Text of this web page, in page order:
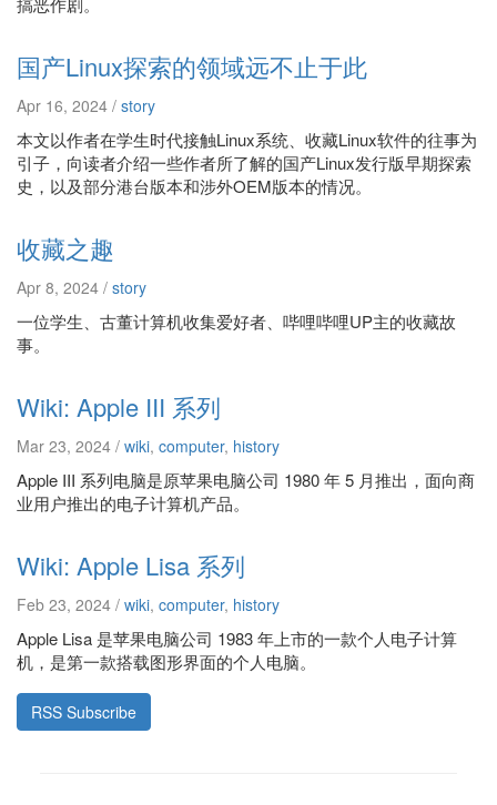
国产Linux探索的领域远不止于此
Apr 16, 2024 / story
本文以作者在学生时代接触Linux系统、收藏Linux软件的往事为
引子，向读者介绍一些作者所了解的国产Linux发行版早期探索
史，以及部分港台版本和涉外OEM版本的情况。
收藏之趣
Apr 8, 2024 / story
一位学生、古董计算机收集爱好者、哔哩哔哩UP主的收藏故
事。
Wiki: Apple III 系列
Mar 23, 2024 / wiki, computer, history
Apple III 系列电脑是原苹果电脑公司 1980 年 5 月推出，面向商
业用户推出的电子计算机产品。
Wiki: Apple Lisa 系列
Feb 23, 2024 / wiki, computer, history
Apple Lisa 是苹果电脑公司 1983 年上市的一款个人电子计算
机，是第一款搭载图形界面的个人电脑。
RSS Subscribe